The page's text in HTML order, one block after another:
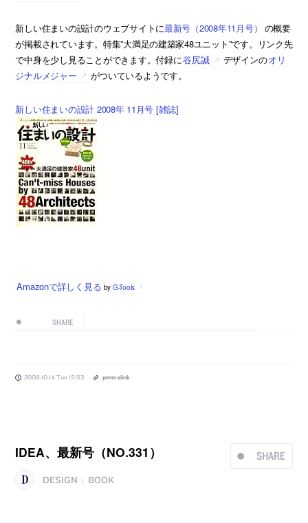
新しい住まいの設計のウェブサイトに最新号（2008年11月号） の概要
が掲載されています。特集”大満足の建築家48ユニット”です。リンク先
で中身を少し見ることができます。付録に谷尻誠 デザインのオリ
ジナルメジャー
がついているようです。
新しい住まいの設計 2008年 11月号 [雑誌]
Amazonで詳しく見る by G-Tools
SHARE
2008.10.14 Tue 15:53 permalink
SHARE
IDEA、最新号（NO.331）
DESIGN BOOK